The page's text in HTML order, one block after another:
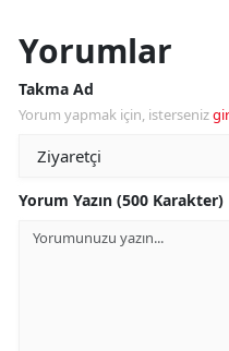
Yorumlar
Takma Ad
Yorum yapmak için, isterseniz
Yorum Yazın (500 Karakter)